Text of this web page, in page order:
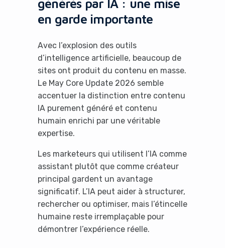
générés par IA : une mise
en garde importante
Avec l’explosion des outils
d’intelligence artificielle, beaucoup de
sites ont produit du contenu en masse.
Le May Core Update 2026 semble
accentuer la distinction entre contenu
IA purement généré et contenu
humain enrichi par une véritable
expertise.
Les marketeurs qui utilisent l’IA comme
assistant plutôt que comme créateur
principal gardent un avantage
significatif. L’IA peut aider à structurer,
rechercher ou optimiser, mais l’étincelle
humaine reste irremplaçable pour
démontrer l’expérience réelle.
No Thanks